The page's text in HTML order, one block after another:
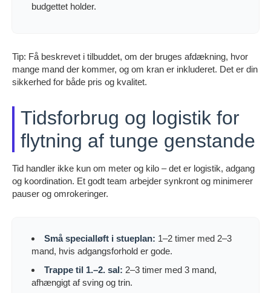
budgettet holder.
Tip: Få beskrevet i tilbuddet, om der bruges afdækning, hvor
mange mand der kommer, og om kran er inkluderet. Det er din
sikkerhed for både pris og kvalitet.
Tidsforbrug og logistik for
flytning af tunge genstande
Tid handler ikke kun om meter og kilo – det er logistik, adgang
og koordination. Et godt team arbejder synkront og minimerer
pauser og omrokeringer.
Små specialløft i stueplan: 1–2 timer med 2–3
mand, hvis adgangsforhold er gode.
Trappe til 1.–2. sal: 2–3 timer med 3 mand,
afhængigt af sving og trin.